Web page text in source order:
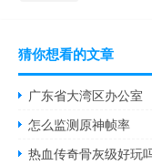
猜你想看的文章
广东省大湾区办公室
怎么监测原神帧率
热血传奇骨灰级好玩